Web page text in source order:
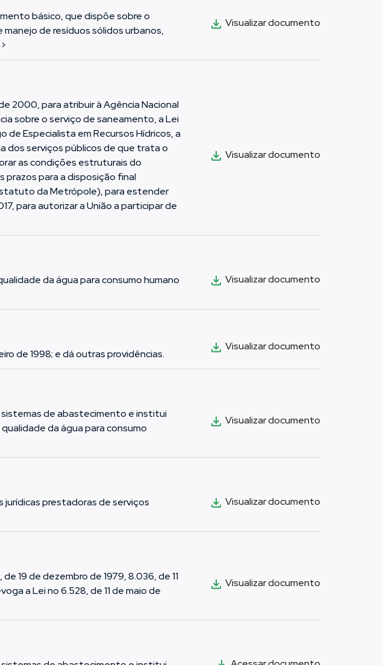
básico, que dispõe sobre o
de resíduos sólidos urbanos,
Visualizar documento
2000, para atribuir à Agência Nacional
sobre o serviço de saneamento, a Lei
de Especialista em Recursos Hídricos, a
dos serviços públicos de que trata o
as condições estruturais do
prazos para a disposição final
da Metrópole), para estender
para autorizar a União a participar de
Visualizar documento
da água para consumo humano
Visualizar documento
de 1998; e dá outras providências.
Visualizar documento
de abastecimento e institui
da água para consumo
Visualizar documento
prestadoras de serviços
Visualizar documento
19 de dezembro de 1979, 8.036, de 11
a Lei no 6.528, de 11 de maio de
Visualizar documento